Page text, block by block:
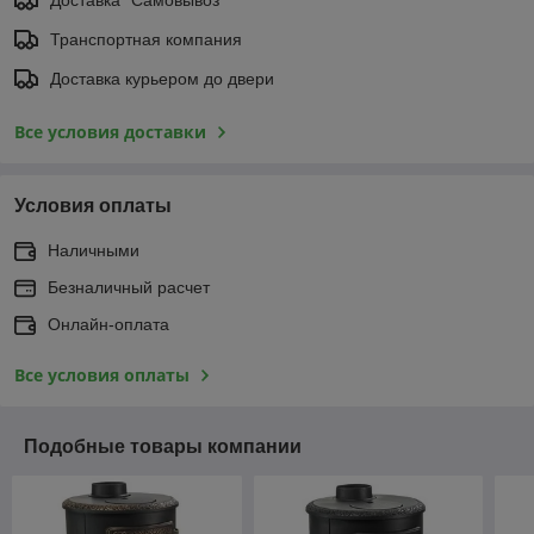
Транспортная компания
Доставка курьером до двери
Все условия доставки
Условия оплаты
Наличными
Безналичный расчет
Онлайн-оплата
Все условия оплаты
Подобные товары компании